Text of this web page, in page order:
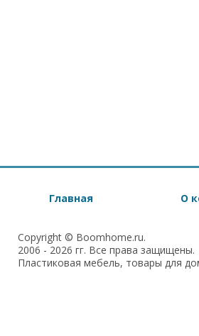
Главная О
Copyright © Boomhome.ru.
2006 - 2026 гг. Все права защищены.
Пластиковая мебель, товары для